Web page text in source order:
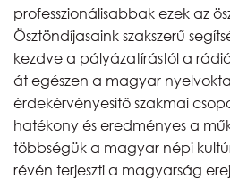
professzionálisabbak ezek az
Ösztöndíjasaink szakszerű
kezdve a pályázatírástól a
át egészen a magyar
érdekérvényesítő szakmai
hatékony és eredményes a
többségük a magyar népi
révén terjeszti a magyarság